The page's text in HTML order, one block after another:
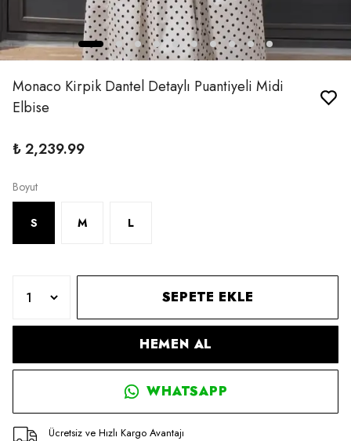
Monaco Kirpik Dantel Detaylı Puantiyeli Midi
Elbise
₺ 2,239.99
Boyut
S M L
SEPETE EKLE
HEMEN AL
WHATSAPP
Ücretsiz ve Hızlı Kargo Avantajı